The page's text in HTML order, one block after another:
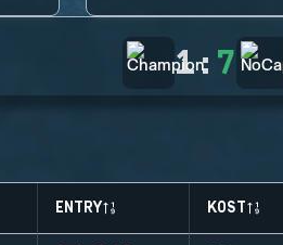
1: 7
ENTRY KOST